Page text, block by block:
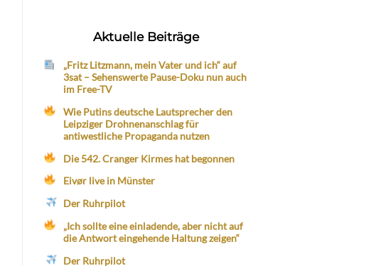
Aktuelle Beiträge
„Fritz Litzmann, mein Vater und ich“ auf
3sat – Sehenswerte Pause-Doku nun auch
im Free-TV
Wie Putins deutsche Lautsprecher den
Leipziger Drohnenanschlag für
antiwestliche Propaganda nutzen
Die 542. Cranger Kirmes hat begonnen
Eivør live in Münster
Der Ruhrpilot
„Ich sollte eine einladende, aber nicht auf
die Antwort eingehende Haltung zeigen“
Der Ruhrpilot